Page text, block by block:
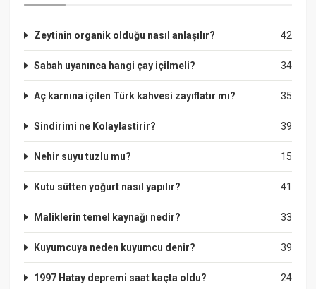
42
Zeytinin organik olduğu nasıl anlaşılır?
34
Sabah uyanınca hangi çay içilmeli?
35
Aç karnına içilen Türk kahvesi zayıflatır mı?
39
Sindirimi ne Kolaylastirir?
15
Nehir suyu tuzlu mu?
41
Kutu sütten yoğurt nasıl yapılır?
33
Maliklerin temel kaynağı nedir?
39
Kuyumcuya neden kuyumcu denir?
24
1997 Hatay depremi saat kaçta oldu?